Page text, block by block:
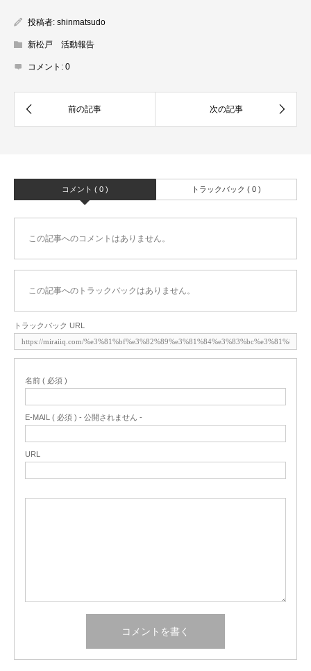
投稿者: shinmatsudo
新松戸 活動報告
コメント: 0
コメント ( 0 ) トラックバック ( 0 )
この記事へのコメントはありません。
この記事へのトラックバックはありません。
トラックバック URL
名前 ( 必須 )
E-MAIL ( 必須 ) - 公開されません -
URL